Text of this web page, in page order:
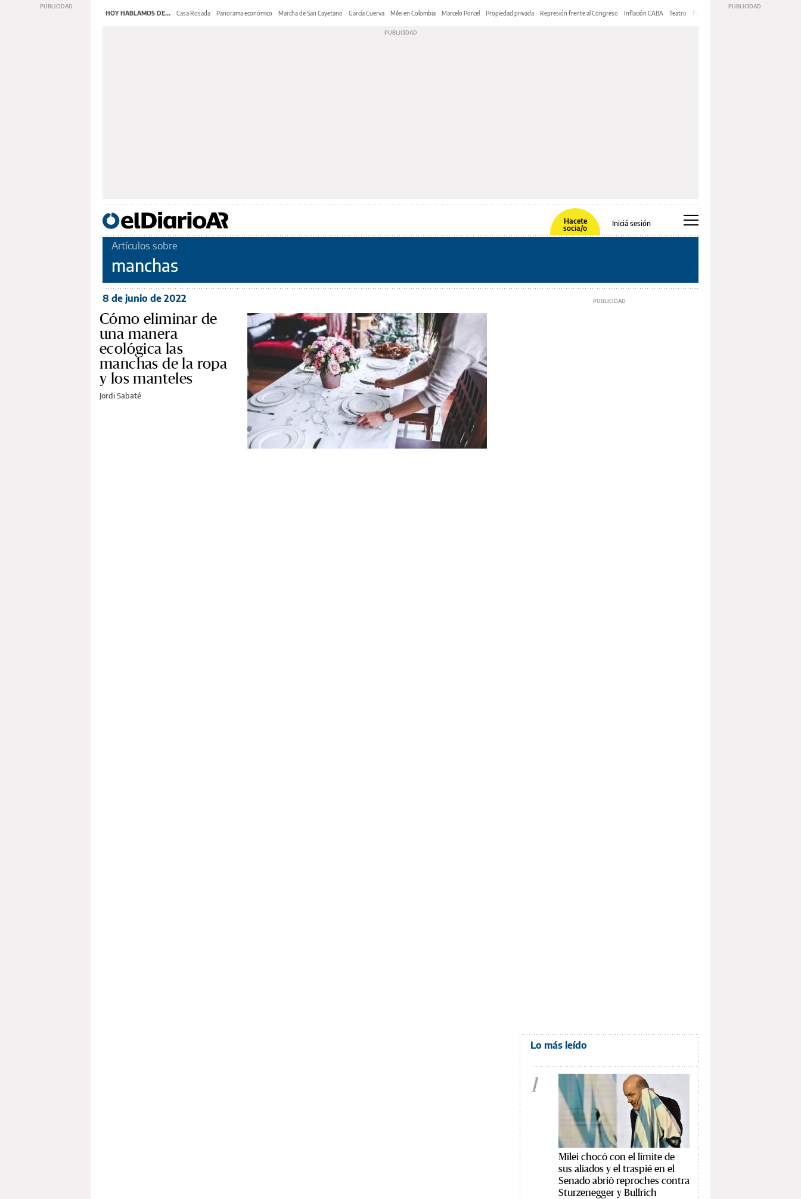
HOY HABLAMOS DE... Casa Rosada Panorama económico Marcha de San Cayetano García Cuerva Milei en Colombia Marcelo Porcel Propiedad privada Represión frente al Congreso Inflación CABA Teatro Feria de Editores
Hacete
socia/o
Iniciá sesión
Artículos sobre
manchas
8 de junio de 2022
Cómo eliminar de
una manera
ecológica las
manchas de la ropa
y los manteles
Jordi Sabaté
Lo más leído
1
Milei chocó con el límite de
sus aliados y el traspié en el
Senado abrió reproches contra
Sturzenegger y Bullrich